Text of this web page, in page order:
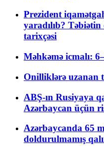
Prezident
yaradılıb?
tarixçəsi
Məhkəmə icmalı:
Onilliklərə uzanan
ABŞ-ın Rusiyaya
Azərbaycan üçün
Azərbaycanda 65
doldurulmamış